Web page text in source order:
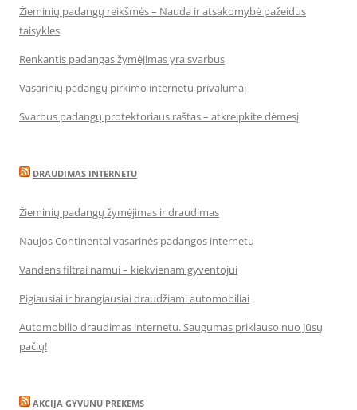
Žieminių padangų reikšmės – Nauda ir atsakomybė pažeidus
taisykles
Renkantis padangas žymėjimas yra svarbus
Vasarinių padangų pirkimo internetu privalumai
Svarbus padangų protektoriaus raštas – atkreipkite dėmesį
DRAUDIMAS INTERNETU
Žieminių padangų žymėjimas ir draudimas
Naujos Continental vasarinės padangos internetu
Vandens filtrai namui – kiekvienam gyventojui
Pigiausiai ir brangiausiai draudžiami automobiliai
Automobilio draudimas internetu. Saugumas priklauso nuo Jūsų
pačių!
AKCIJA GYVUNU PREKEMS